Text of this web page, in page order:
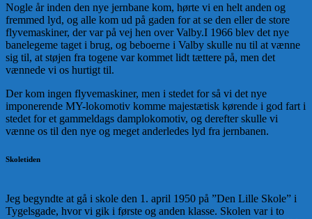
Nogle år inden den nye jernbane kom, hørte vi en helt anden og
fremmed lyd, og alle kom ud på gaden for at se den eller de store
flyvemaskiner, der var på vej hen over Valby.I 1966 blev det nye
banelegeme taget i brug, og beboerne i Valby skulle nu til at vænne
sig til, at støjen fra togene var kommet lidt tættere på, men det
vænnede vi os hurtigt til.
Der kom ingen flyvemaskiner, men i stedet for så vi det nye
imponerende MY-lokomotiv komme majestætisk kørende i god fart i
stedet for et gammeldags damplokomotiv, og derefter skulle vi
vænne os til den nye og meget anderledes lyd fra jernbanen.
Skoletiden
Jeg begyndte at gå i skole den 1. april 1950 på ”Den Lille Skole” i
Tygelsgade, hvor vi gik i første og anden klasse. Skolen var i to